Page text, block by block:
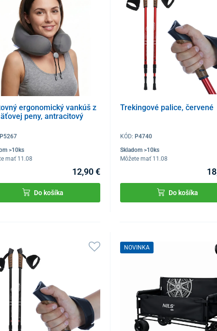
ergonomický vankúš z
peny, antracitový
P5267
>10ks
mať 11.08
12,90 €
Do košíka
Trekingové palice, červené
KÓD: P4740
Skladom >10ks
Môžete mať 11.08
Do košíka
NOVINKA